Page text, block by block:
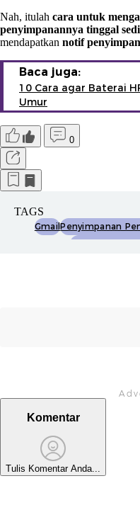
Nah, itulah cara untuk
penyimpanannya tinggal
mendapatkan notif
Baca juga:
10 Cara agar Baterai
Umur
0
TAGS
GmailPenyimpanan
Komentar
Tulis Komentar Anda...